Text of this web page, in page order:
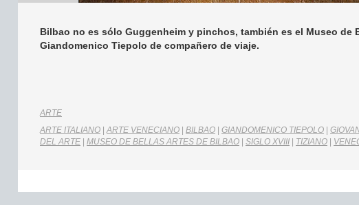
Bilbao no es sólo Guggenheim y pinchos, también es el Museo
Giandomenico Tiepolo de compañero de viaje.
ARTE
ARTE ITALIANO |ARTE VENECIANO BILBAO GIANDOMENICO TIEPOLO
DEL ARTE
MUSEO DE BELLAS ARTES DE BILBAO SIGLO XVIII TIZIANO